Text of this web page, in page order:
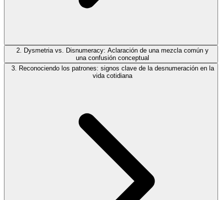
2. Dysmetria vs. Disnumeracy: Aclaración de una mezcla común y
una confusión conceptual
3. Reconociendo los patrones: signos clave de la desnumeración en la
vida cotidiana